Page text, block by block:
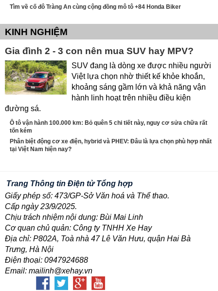
Tìm về cố đô Tràng An cùng cộng đồng mô tô +84 Honda Biker
KINH NGHIỆM
Gia đình 2 - 3 con nên mua SUV hay MPV?
SUV đang là dòng xe được nhiều người
Việt lựa chọn nhờ thiết kế khỏe khoắn,
khoảng sáng gầm lớn và khả năng vận
hành linh hoạt trên nhiều điều kiện
đường sá.
Ô tô vận hành 100.000 km: Bỏ quên 5 chi tiết này, nguy cơ sửa chữa rất
tốn kém
Phân biệt động cơ xe điện, hybrid và PHEV: Đâu là lựa chọn phù hợp nhất
tại Việt Nam hiện nay?
Trang Thông tin Điện tử Tổng hợp
Giấy phép số: 473/GP-Sở Văn hoá và Thể thao.
Cấp ngày 23/9/2025.
Chịu trách nhiệm nội dung: Bùi Mai Linh
Cơ quan chủ quản: Công ty TNHH Xe Hay
Địa chỉ: P802A, Toà nhà 47 Lê Văn Hưu, quận Hai Bà
Trưng, Hà Nội
Điện thoại: 0947924688
Email: mailinh@xehay.vn